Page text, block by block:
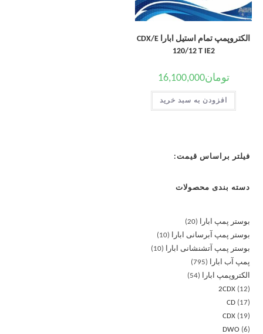
الکتروپمپ تمام استیل ابارا CDX/E
120/12 T IE2
تومان16,100,000
افزودن به سبد خرید
فیلتر براساس قیمت:
دسته بندی محصولات
بوستر پمپ ابارا
20
بوستر پمپ آبرسانی ابارا
10
بوستر پمپ آتشنشانی ابارا
10
پمپ آب ابارا
795
الکتروپمپ ابارا
54
2CDX
12
CD
17
CDX
19
DWO
6